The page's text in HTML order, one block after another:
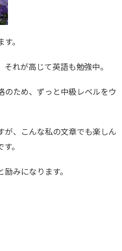
。
れが高じて英語も勉強中。
のため、ずっと中級レベルをウ
が、こんな私の文章でも楽しん
。
みになります。